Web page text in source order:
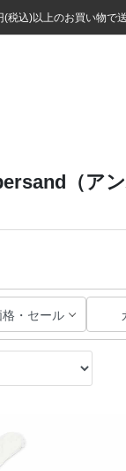
(税込)以上のお買い物で
半額！！8/12(水)お昼
(税込)以上のお買い物で
半額！！8/12(水)お昼
（ア
格・セール